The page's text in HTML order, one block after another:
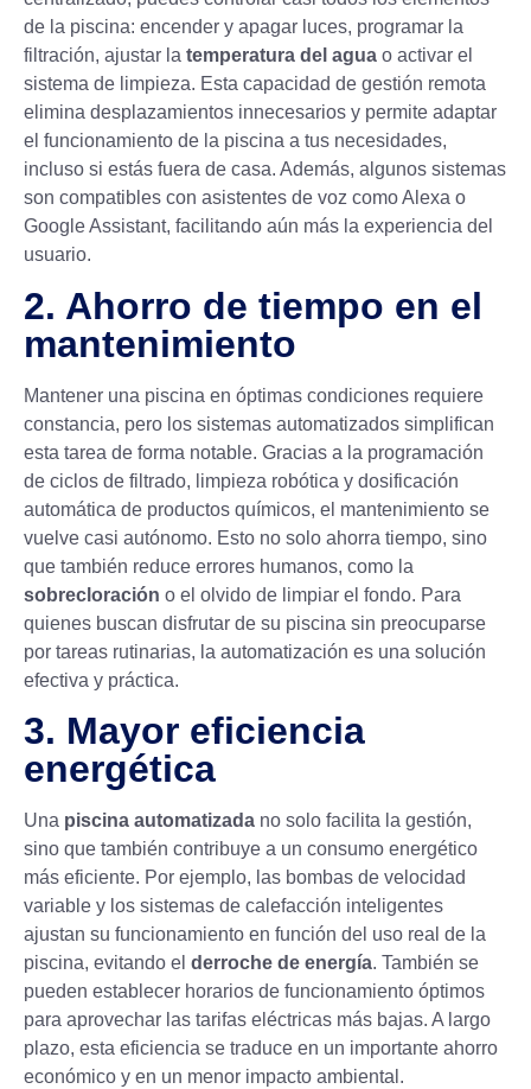
de la piscina: encender y apagar luces, programar la
filtración, ajustar la temperatura del agua o activar el
sistema de limpieza. Esta capacidad de gestión remota
elimina desplazamientos innecesarios y permite adaptar
el funcionamiento de la piscina a tus necesidades,
incluso si estás fuera de casa. Además, algunos sistemas
son compatibles con asistentes de voz como Alexa o
Google Assistant, facilitando aún más la experiencia del
usuario.
2. Ahorro de tiempo en el
mantenimiento
Mantener una piscina en óptimas condiciones requiere
constancia, pero los sistemas automatizados simplifican
esta tarea de forma notable. Gracias a la programación
de ciclos de filtrado, limpieza robótica y dosificación
automática de productos químicos, el mantenimiento se
vuelve casi autónomo. Esto no solo ahorra tiempo, sino
que también reduce errores humanos, como la
sobrecloración o el olvido de limpiar el fondo. Para
quienes buscan disfrutar de su piscina sin preocuparse
por tareas rutinarias, la automatización es una solución
efectiva y práctica.
3. Mayor eficiencia
energética
Una piscina automatizada no solo facilita la gestión,
sino que también contribuye a un consumo energético
más eficiente. Por ejemplo, las bombas de velocidad
variable y los sistemas de calefacción inteligentes
ajustan su funcionamiento en función del uso real de la
piscina, evitando el derroche de energía. También se
pueden establecer horarios de funcionamiento óptimos
para aprovechar las tarifas eléctricas más bajas. A largo
plazo, esta eficiencia se traduce en un importante ahorro
económico y en un menor impacto ambiental.